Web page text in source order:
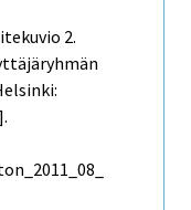
2.